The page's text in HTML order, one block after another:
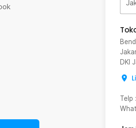
DKI
Telp :